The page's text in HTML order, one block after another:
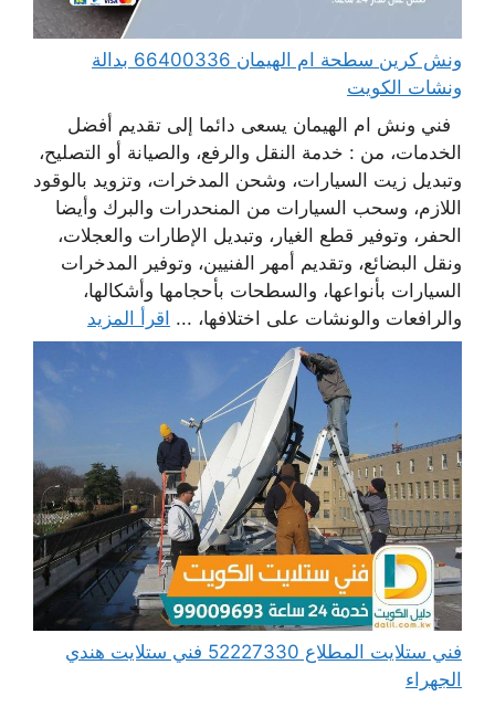
ونش كرين سطحة ام الهيمان 66400336 بدالة
ونشات الكويت
فني ونش ام الهيمان يسعى دائما إلى تقديم أفضل
الخدمات، من : خدمة النقل والرفع، والصيانة أو التصليح،
وتبديل زيت السيارات، وشحن المدخرات، وتزويد بالوقود
اللازم، وسحب السيارات من المنحدرات والبرك وأيضا
الحفر، وتوفير قطع الغيار، وتبديل الإطارات والعجلات،
ونقل البضائع، وتقديم أمهر الفنيين، وتوفير المدخرات
السيارات بأنواعها، والسطحات بأحجامها وأشكالها،
والرافعات والونشات على اختلافها، ... اقرأ المزيد
فني ستلايت المطلاع 52227330 فني ستلايت هندي
الجهراء